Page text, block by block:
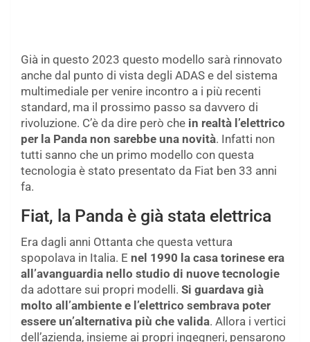
Già in questo 2023 questo modello sarà rinnovato
anche dal punto di vista degli ADAS e del sistema
multimediale per venire incontro a i più recenti
standard, ma il prossimo passo sa davvero di
rivoluzione. C’è da dire però che in realtà l’elettrico
per la Panda non sarebbe una novità. Infatti non
tutti sanno che un primo modello con questa
tecnologia è stato presentato da Fiat ben 33 anni
fa.
Fiat, la Panda è già stata elettrica
Era dagli anni Ottanta che questa vettura
spopolava in Italia. E nel 1990 la casa torinese era
all’avanguardia nello studio di nuove tecnologie
da adottare sui propri modelli. Si guardava già
molto all’ambiente e l’elettrico sembrava poter
essere un’alternativa più che valida. Allora i vertici
dell’azienda, insieme ai propri ingegneri, pensarono